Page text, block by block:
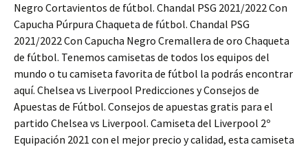
Negro Cortavientos de fútbol. Chandal PSG 2021/2022 Con
Capucha Púrpura Chaqueta de fútbol. Chandal PSG
2021/2022 Con Capucha Negro Cremallera de oro Chaqueta
de fútbol. Tenemos camisetas de todos los equipos del
mundo o tu camiseta favorita de fútbol la podrás encontrar
aquí. Chelsea vs Liverpool Predicciones y Consejos de
Apuestas de Fútbol. Consejos de apuestas gratis para el
partido Chelsea vs Liverpool. Camiseta del Liverpool 2º
Equipación 2021 con el mejor precio y calidad, esta camiseta